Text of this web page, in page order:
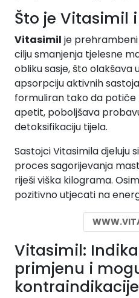
Što je Vitasimil
Vitasimil je
cilju smanjenja tjelesne
obliku sasje, što olakšava
apsorpciju aktivnih
formuliran tako da potiče
apetit, poboljšava
detoksifikaciju tijela.
Sastojci Vitasimila djeluju
proces sagorijevanja
riješi viška kilograma.
pozitivno utjecati na
Vitasimil:
primjenu i
kontraindikacije